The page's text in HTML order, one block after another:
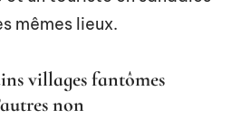
mêmes lieux.
villages fantômes
non